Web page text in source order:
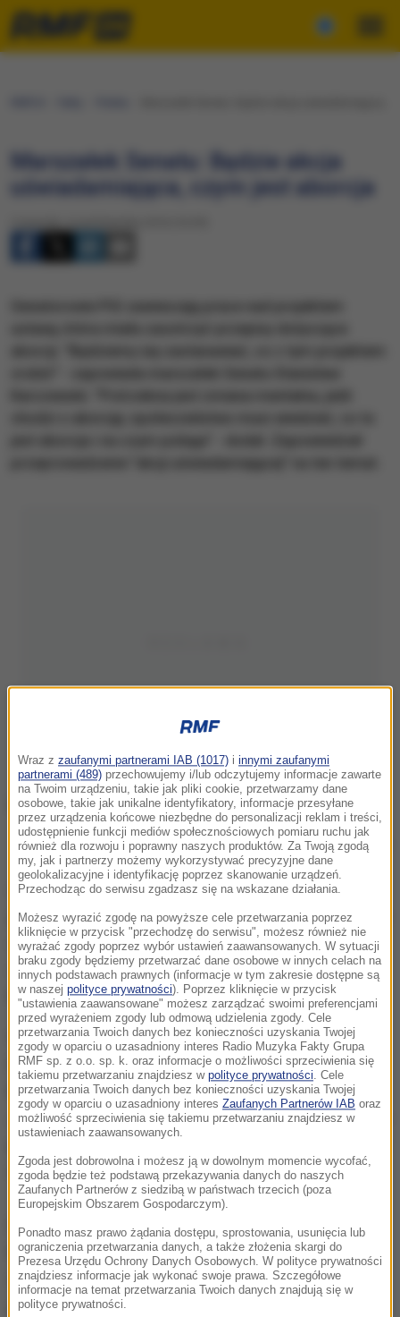
Marszałek Senatu: Będzie akcja
uświadamiająca, czym jest aborcja
Marszałek Senatu Stanisław Karczewski
Chcemy, aby nasze społeczeństwo wiedziało, co to
jest aborcja, na czym to polega. Będziemy robili akcję
uświadamiającą i mamy nadzieję zmienimy naszą
mentalność; będziemy więcej wiedzieli- podkreślił
Karczewski na briefingu prasowym.
Według niego potrzebne jest "więcej informacji dla
ludzi, dla kobiet w ciąży i bardzo wielkie wsparcie
kobiet, które są w trudnej sytuacji". Nie tylko kobiet,
ale rodzin, również i tatusiów- dodał. Przypomniał, że
premier Beata Szydło przedstawiła w środę program
wsparcia dla kobiet z ciążami trudnymi.
Pytany, co z zapowiadanym projektem senatorów
PiS w sprawie prawa aborcyjnego, Karczewski
odparł:Będziemy się zastanawiali, co z tym
projektem zrobić, bo naprawdę chcemy bardzo
Wraz z zaufanymi partnerami IAB (1017) i innymi zaufanymi
partnerami (489) przechowujemy i/lub odczytujemy informacje zawarte
na Twoim urządzeniu, takie jak pliki cookie, przetwarzamy dane
osobowe, takie jak unikalne identyfikatory, informacje przesyłane
przez urządzenia końcowe niezbędne do personalizacji reklam i treści,
udostępnienie funkcji mediów społecznościowych pomiaru ruchu jak
również dla rozwoju i poprawny naszych produktów. Za Twoją zgodą
my, jak i partnerzy możemy wykorzystywać precyzyjne dane
geolokalizacyjne i identyfikację poprzez skanowanie urządzeń.
Przechodząc do serwisu zgadzasz się na wskazane działania.
Możesz wyrazić zgodę na powyższe cele przetwarzania poprzez
kliknięcie w przycisk "przechodzę do serwisu", możesz również nie
wyrażać zgody poprzez wybór ustawień zaawansowanych. W sytuacji
braku zgody będziemy przetwarzać dane osobowe w innych celach na
innych podstawach prawnych (informacje w tym zakresie dostępne są
w naszej polityce prywatności). Poprzez kliknięcie w przycisk
"ustawienia zaawansowane" możesz zarządzać swoimi preferencjami
przed wyrażeniem zgody lub odmową udzielenia zgody. Cele
przetwarzania Twoich danych bez konieczności uzyskania Twojej
zgody w oparciu o uzasadniony interes Radio Muzyka Fakty Grupa
RMF sp. z o.o. sp. k. oraz informacje o możliwości sprzeciwienia się
takiemu przetwarzaniu znajdziesz w polityce prywatności. Cele
przetwarzania Twoich danych bez konieczności uzyskania Twojej
zgody w oparciu o uzasadniony interes Zaufanych Partnerów IAB oraz
możliwość sprzeciwienia się takiemu przetwarzaniu znajdziesz w
ustawieniach zaawansowanych.
Zgoda jest dobrowolna i możesz ją w dowolnym momencie wycofać,
zgoda będzie też podstawą przekazywania danych do naszych
Zaufanych Partnerów z siedzibą w państwach trzecich (poza
Europejskim Obszarem Gospodarczym).
Ponadto masz prawo żądania dostępu, sprostowania, usunięcia lub
ograniczenia przetwarzania danych, a także złożenia skargi do
Prezesa Urzędu Ochrony Danych Osobowych. W polityce prywatności
znajdziesz informacje jak wykonać swoje prawa. Szczegółowe
informacje na temat przetwarzania Twoich danych znajdują się w
polityce prywatności.